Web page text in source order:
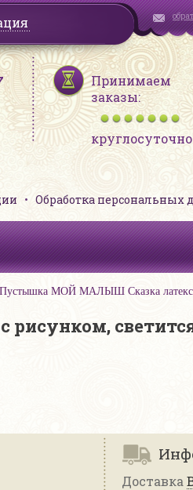
Принимаем
заказы:
круглосуточно
Обработка персональных
Пустышка МОЙ МАЛЫШ Сказка латекс,
светится
Доставка